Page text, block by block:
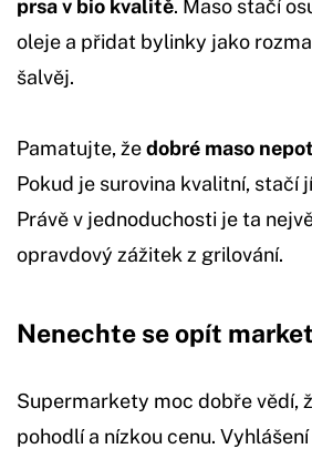
prsa v bio kvalitě. Maso stačí
oleje a přidat bylinky jako
šalvěj.
Pamatujte, žedobré maso
Pokud je surovina kvalitní, stačí
Právě v jednoduchosti je ta
opravdový zážitek z grilování.
Nenechte se opít
Supermarkety moc dobře vědí,
pohodlí a nízkou cenu.